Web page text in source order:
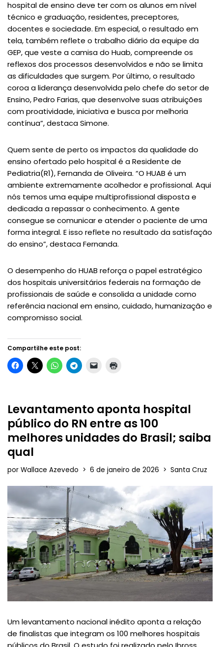
hospital de ensino deve ter com os alunos em nível
técnico e graduação, residentes, preceptores,
docentes e sociedade. Em especial, o resultado em
tela, também reflete o trabalho diário da equipe da
GEP, que veste a camisa do Huab, compreende os
reflexos dos processos desenvolvidos e não se limita
as dificuldades que surgem. Por último, o resultado
coroa a liderança desenvolvida pelo chefe do setor de
Ensino, Pedro Farias, que desenvolve suas atribuições
com proatividade, iniciativa e busca por melhoria
contínua”, destaca Simone.
Quem sente de perto os impactos da qualidade do
ensino ofertado pelo hospital é a Residente de
Pediatria(R1), Fernanda de Oliveira. “O HUAB é um
ambiente extremamente acolhedor e profissional. Aqui
nós temos uma equipe multiprofissional disposta e
dedicada a repassar o conhecimento. A gente
consegue se comunicar e atender o paciente de uma
forma integral. E isso reflete no resultado da satisfação
do ensino”, destaca Fernanda.
O desempenho do HUAB reforça o papel estratégico
dos hospitais universitários federais na formação de
profissionais de saúde e consolida a unidade como
referência nacional em ensino, cuidado, humanização e
compromisso social.
Compartilhe este post:
Levantamento aponta hospital
público do RN entre as 100
melhores unidades do Brasil; saiba
qual
por Wallace Azevedo 6 de janeiro de 2026 Santa Cruz
Um levantamento nacional inédito aponta a relação
de finalistas que integram os 100 melhores hospitais